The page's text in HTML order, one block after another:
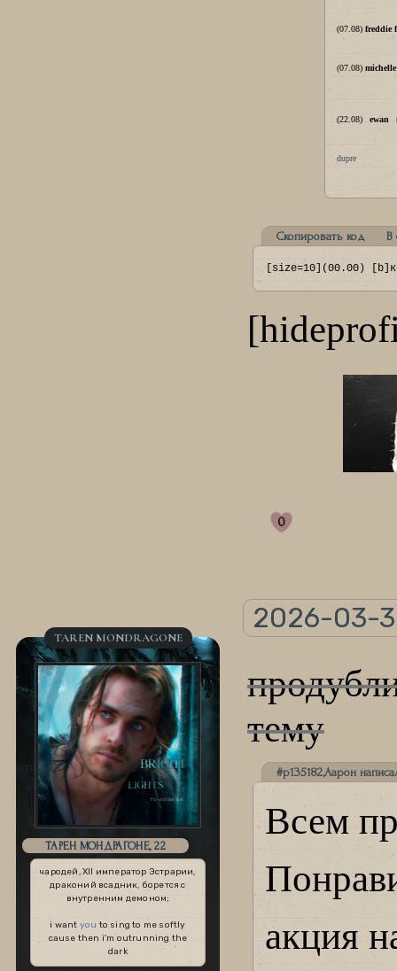
(07.08)freddie
(07.08)
(22.08) ewan
dupre
Скопировать код В
[size=10](00.00)
0
2026-03-
TAREN MONDRAGONE
ТАРЕН МОНДРАГОНЕ, 22
чародей, XII император Эстрарии,
драконий всадник, борется с
внутренним демоном;
i want you to sing to me softly
cause then i'm outrunning the
dark
тему
#p135182,Аарон
Всем
акция